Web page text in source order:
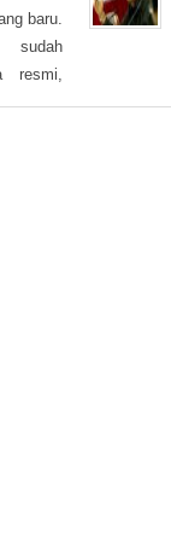
bisa
baru.
sudah
resmi,